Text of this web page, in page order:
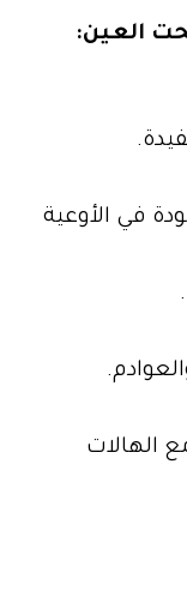
العين:
في الأوعية
الهالات